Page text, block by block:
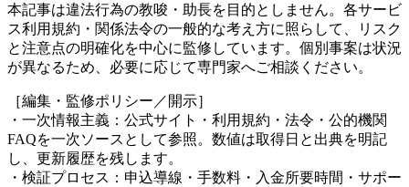
本記事は違法行為の教唆・助長を目的としません。各サービ
ス利用規約・関係法令の一般的な考え方に照らして、リスク
と注意点の明確化を中心に監修しています。個別事案は状況
が異なるため、必要に応じて専門家へご相談ください。
［編集・監修ポリシー／開示］
・一次情報主義：公式サイト・利用規約・法令・公的機関
FAQを一次ソースとして参照。数値は取得日と出典を明記
し、更新履歴を残します。
・検証プロセス：申込導線・手数料・入金所要時間・サポー